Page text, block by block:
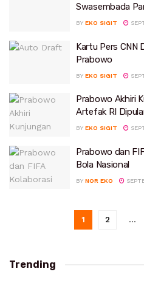
Swasembada
BY EKO SIGIT
Kartu Pers CNN
Prabowo
BY EKO SIGIT
Prabowo Akhiri
Artefak RI
BY EKO SIGIT
Prabowo dan
Bola Nasional
BY NOR EKO
1 2 …
Trending